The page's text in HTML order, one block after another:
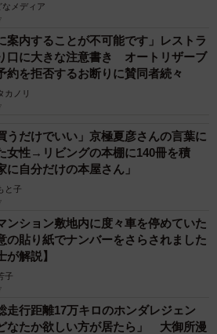
なメディア
案内することが不可能です」レストラ
口に大きな注意書き オートリザーブ
約を拒否するお断りに賛同者続々
カノリ
うだけでいい」京極夏彦さんの言葉に
女性→リビングの本棚に140冊を積
自分だけの本屋さん」
と子
ンション敷地内に度々車を停めていた
の貼り紙でナンバーをさらされました
が解説】
子
走行距離17万キロのホンダレジェン
なたか欲しい方が居たら」 大御所漫